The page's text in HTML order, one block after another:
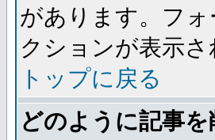
があります。フ
クションが表示さ
トップに戻る
どのように記事